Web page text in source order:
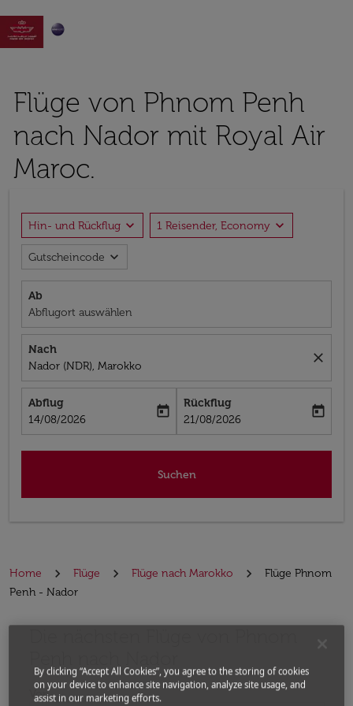

Flüge von Phnom Penh
nach Nador mit Royal Air
Maroc.
Hin- und Rückflug expand_more 1 Reisender, Economy expand_more
Gutscheincode expand_more
Ab
Abflugort auswählen
Nach
Nador (NDR), Marokko
close
Abflug
fc-booking-departure-date-aria-label
14/08/2026
today
Rückflug
fc-booking-return-date-aria-label
21/08/2026
today
Suchen
Home Flüge Flüge nach Marokko
Flüge Phnom
Penh - Nador
Von
By clicking “Accept All Cookies”, you agree to the storing of cookies
on your device to enhance site navigation, analyze site usage, and
assist in our marketing efforts.